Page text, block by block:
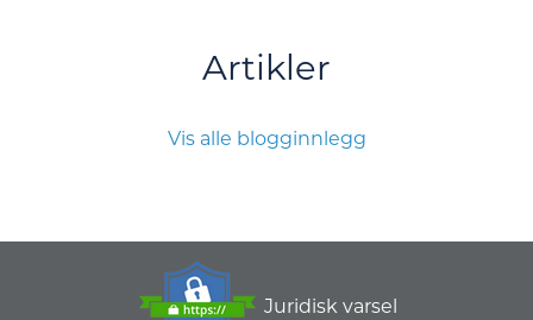
Artikler
Vis alle blogginnlegg
Juridisk varsel